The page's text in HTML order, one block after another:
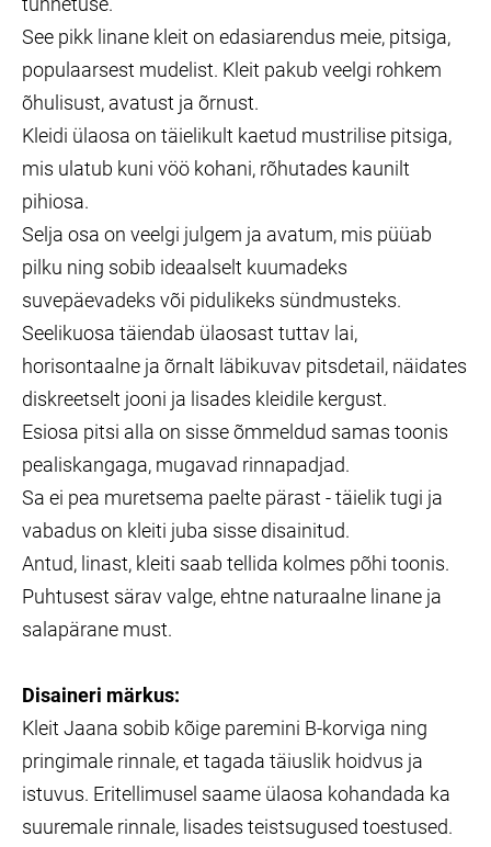
See pikk linane kleit on edasiarendus meie, pitsiga,
populaarsest mudelist. Kleit pakub veelgi rohkem
õhulisust, avatust ja õrnust.
Kleidi ülaosa on täielikult kaetud mustrilise pitsiga,
mis ulatub kuni vöö kohani, rõhutades kaunilt
pihiosa.
Selja osa on veelgi julgem ja avatum, mis püüab
pilku ning sobib ideaalselt kuumadeks
suvepäevadeks või pidulikeks sündmusteks.
Seelikuosa täiendab ülaosast tuttav lai,
horisontaalne ja õrnalt läbikuvav pitsdetail, näidates
diskreetselt jooni ja lisades kleidile kergust.
Esiosa pitsi alla on sisse õmmeldud samas toonis
pealiskangaga, mugavad rinnapadjad.
Sa ei pea muretsema paelte pärast - täielik tugi ja
vabadus on kleiti juba sisse disainitud.
Antud, linast, kleiti saab tellida kolmes põhi toonis.
Puhtusest särav valge, ehtne naturaalne linane ja
salapärane must.
Disaineri märkus:
Kleit Jaana sobib kõige paremini B-korviga ning
pringimale rinnale, et tagada täiuslik hoidvus ja
istuvus. Eritellimusel saame ülaosa kohandada ka
suuremale rinnale, lisades teistsugused toestused.